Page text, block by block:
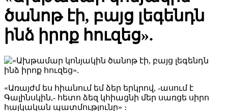
ծանոթ էի, բայց լեգենդն
ինձ իրոք հուզեց».
«Առայժմ ես հիանում եմ ձեր երկրով, -ասում է
Գալինսկին,- հետո ձեզ կհիացնի մեր սառցե սիրո
հայկական պատմությունը» ։